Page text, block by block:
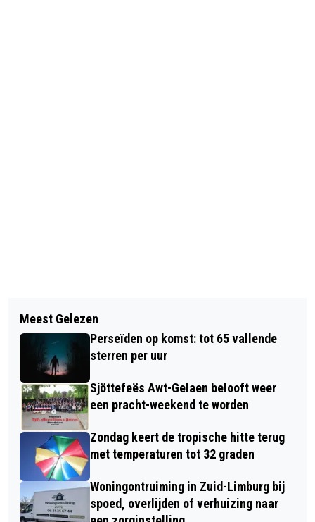
NIEUWE SPEELTOESTELLEN
GEPLAATST IN DE HAESE
VOORSTELLING ZET MOEDERS IN HET
LICHT
Meest Gelezen
Perseïden op komst: tot 65 vallende
sterren per uur
Sjöttefeës Awt-Gelaen belooft weer
een pracht-weekend te worden
Zondag keert de tropische hitte terug
met temperaturen tot 32 graden
Woningontruiming in Zuid-Limburg bij
spoed, overlijden of verhuizing naar